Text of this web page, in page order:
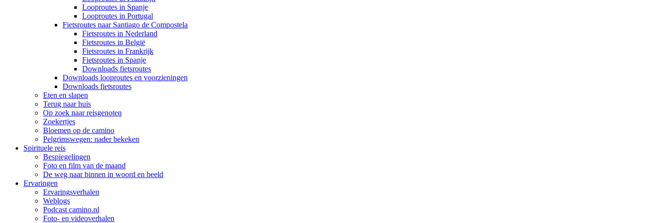
Looproutes in Spanje
Looproutes in Portugal
Fietsroutes naar Santiago de Compostela
Fietsroutes in Nederland
Fietsroutes in België
Fietsroutes in Frankrijk
Fietsroutes in Spanje
Downloads fietsroutes
Downloads looproutes en voorzieningen
Downloads fietsroutes
Eten en slapen
Terug naar huis
Op zoek naar reisgenoten
Zoekertjes
Bloemen op de camino
Pelgrimswegen: nader bekeken
Spirituele reis
Bespiegelingen
Foto en film van de maand
De weg naar binnen in woord en beeld
Ervaringen
Ervaringsverhalen
Weblogs
Podcast camino.nl
Foto- en videoverhalen